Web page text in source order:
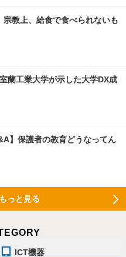
宗教上、給食で食べられないも
蘭工業大学が示した大学DX成
】保護者の教育どうなってん
っと見る
ICT機器